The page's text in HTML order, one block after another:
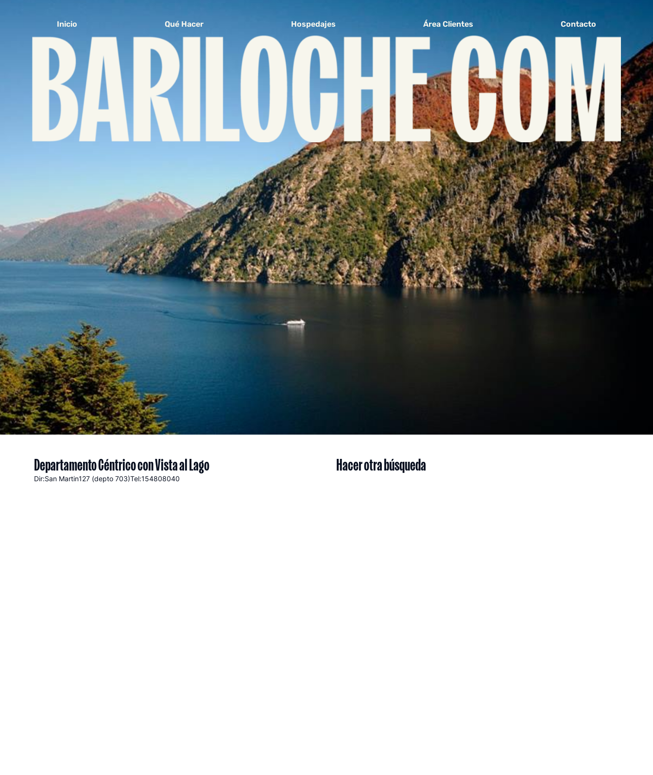
Inicio Qué Hacer Hospedajes Área Clientes Contacto
Departamento Céntrico con Vista al Lago
Dir:San Martin127 (depto 703)Tel:154808040
Hacer otra búsqueda